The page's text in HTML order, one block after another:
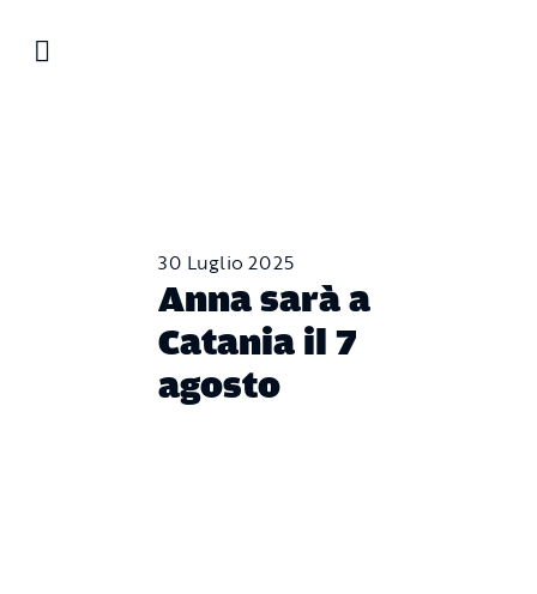
30 Luglio 2025
Anna sarà a
Catania il 7
agosto